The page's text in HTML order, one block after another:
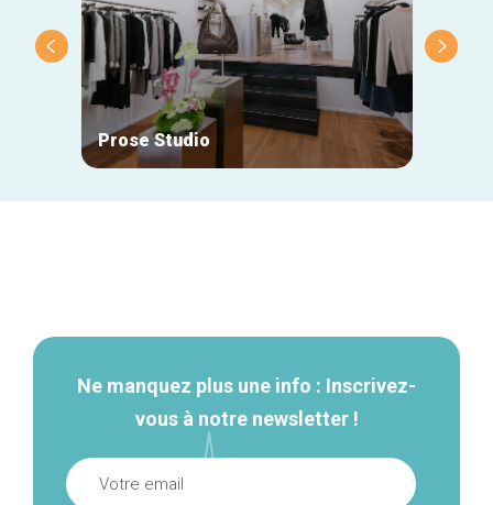
Prose Studio
Ne manquez plus une info : Inscrivez-
vous à notre newsletter !